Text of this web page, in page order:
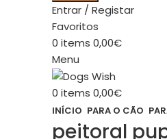
Entrar / Registar
Favoritos
0 items 0,00€
Menu
0 items 0,00€
INÍCIO PARA O CÃO
peitoral